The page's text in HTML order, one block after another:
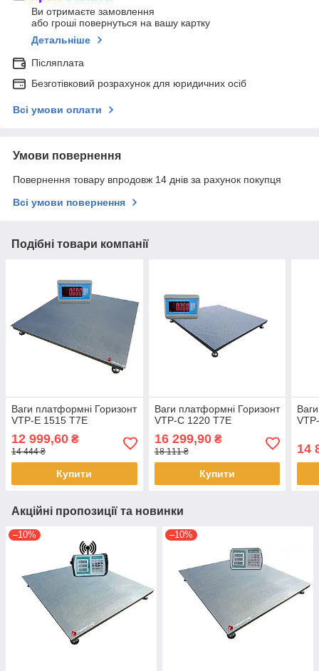
Ви отримаєте замовлення
або гроші повернуться на вашу картку
Детальніше
Післяплата
Безготівковий розрахунок для юридичних осіб
Всі умови оплати
Умови повернення
Повернення товару впродовж 14 днів за рахунок покупця
Всі умови повернення
Подібні товари компанії
Ваги платформні Горизонт
VTP-Е 1515 T7E
12 999,60 ₴
14 444 ₴
Купити
Ваги платформні Горизонт
VTP-С 1220 T7E
16 299,90₴
18 111 ₴
Купити
14
Акційні пропозиції та новинки
–10% –10%